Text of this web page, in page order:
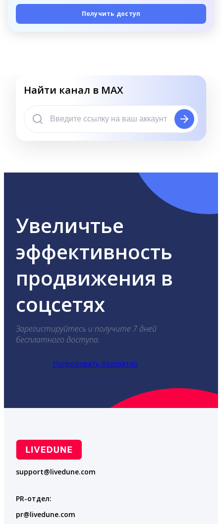
Получить доступ
Найти канал в MAX
Увеличтье
эффективность
продвижения в
соцсетях
Зарегистируйтесь и получите 7 дней
бесплатного доступа.
Попробовать бесплатно
support@livedune.com
PR-отдел:
pr@livedune.com